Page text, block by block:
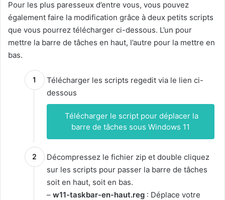
Pour les plus paresseux d’entre vous, vous pouvez
également faire la modification grâce à deux petits scripts
que vous pourrez télécharger ci-dessous. L’un pour
mettre la barre de tâches en haut, l’autre pour la mettre en
bas.
Télécharger les scripts regedit via le lien ci-
dessous
Télécharger le script pour déplacer la
barre de tâches sous Windows 11
Décompressez le fichier zip et double cliquez
sur les scripts pour passer la barre de tâches
soit en haut, soit en bas.
– w11-taskbar-en-haut.reg : Déplace votre